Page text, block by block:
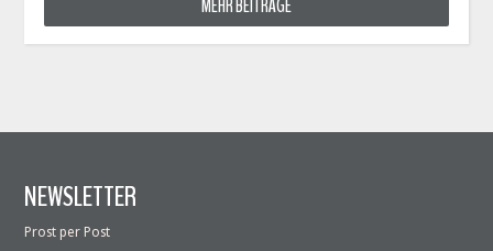
MEHR BEITRÄGE
NEWSLETTER
Prost per Post